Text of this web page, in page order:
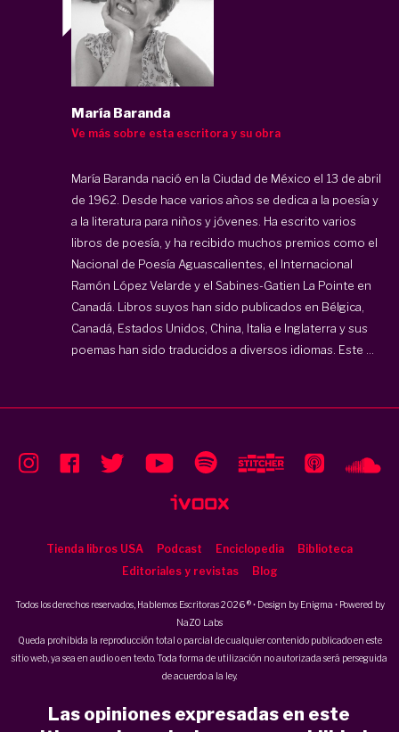
María Baranda
Ve más sobre esta escritora y su obra
María Baranda nació en la Ciudad de México el 13 de abril
de 1962. Desde hace varios años se dedica a la poesía y
a la literatura para niños y jóvenes. Ha escrito varios
libros de poesía, y ha recibido muchos premios como el
Nacional de Poesía Aguascalientes, el Internacional
Ramón López Velarde y el Sabines-Gatien La Pointe en
Canadá. Libros suyos han sido publicados en Bélgica,
Canadá, Estados Unidos, China, Italia e Inglaterra y sus
poemas han sido traducidos a diversos idiomas. Este ...
Tienda libros USA Podcast Enciclopedia
Biblioteca
Editoriales y revistas
Blog
Todos los derechos reservados, Hablemos Escritoras 2026 ® • Design by Enigma • Powered by
NaZO Labs
Queda prohibida la reproducción total o parcial de cualquier contenido publicado en este
sitio web, ya sea en audio o en texto. Toda forma de utilización no autorizada será perseguida
de acuerdo a la ley.
Las opiniones expresadas en este